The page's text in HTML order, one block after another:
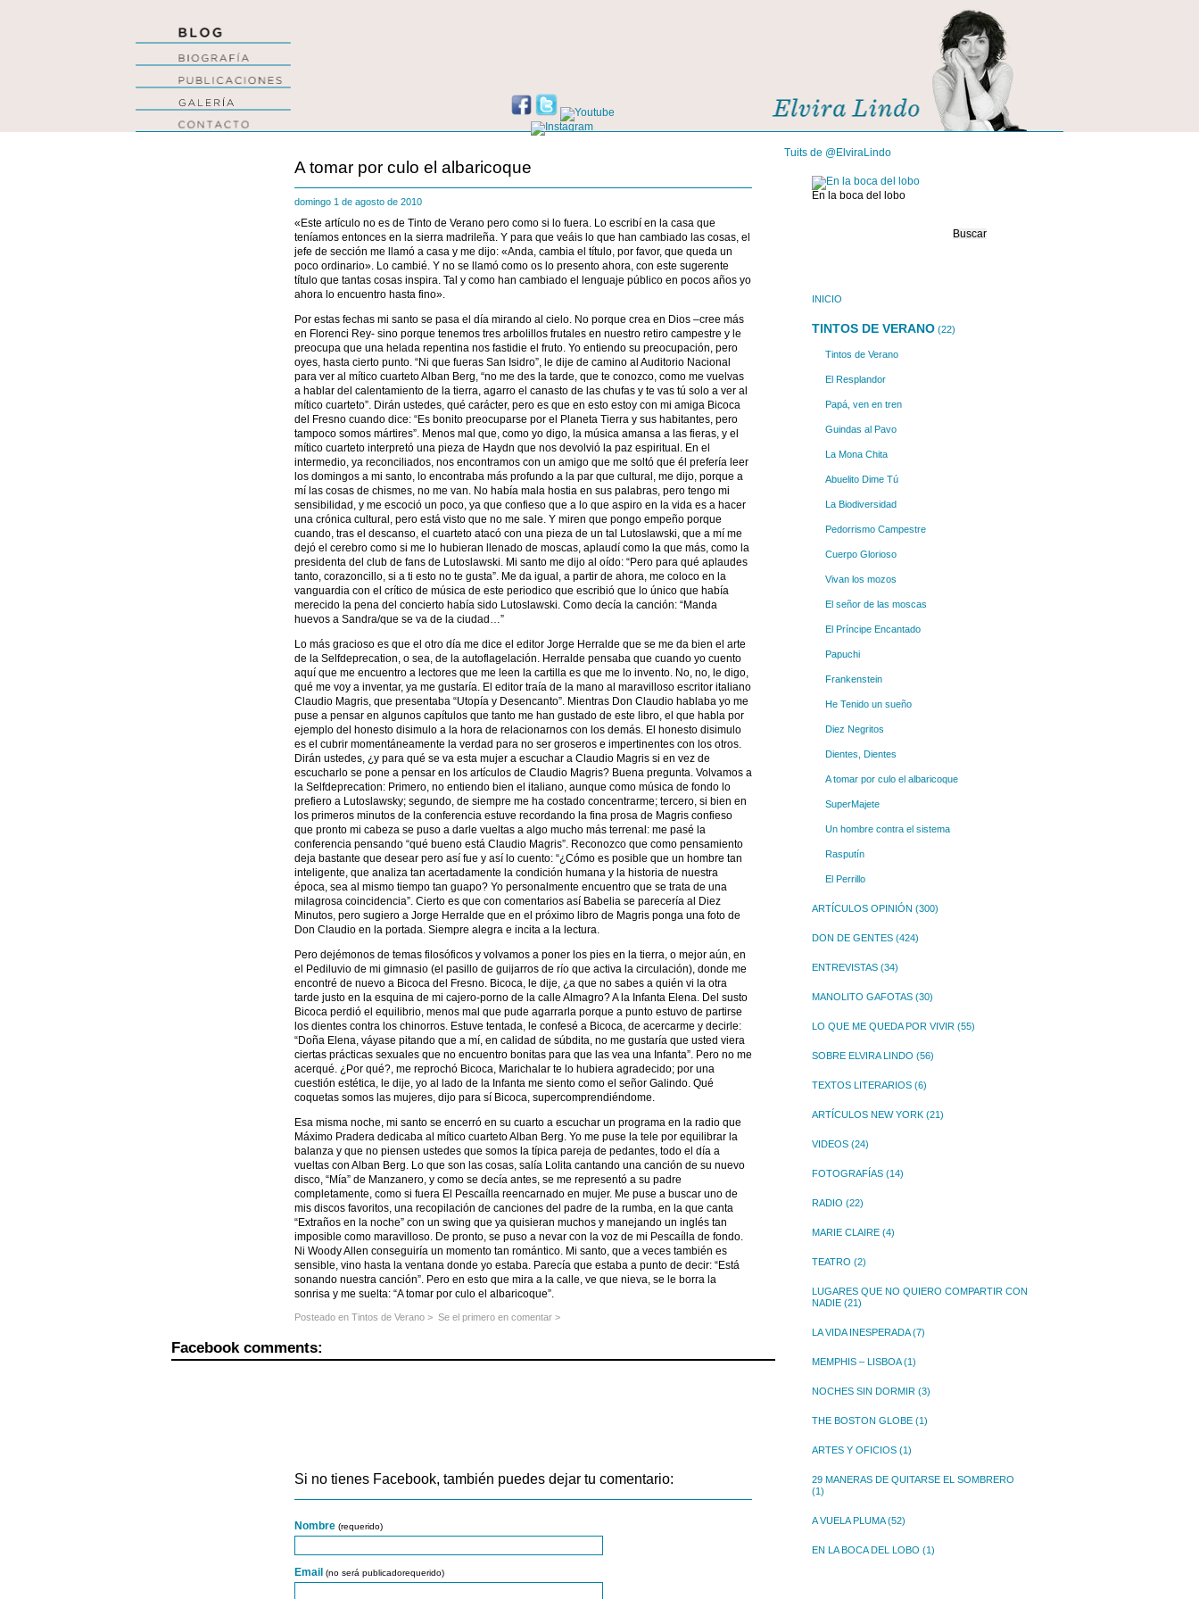
A tomar por culo el albaricoque
domingo 1 de agosto de 2010
«Este artículo no es de Tinto de Verano pero como si lo fuera. Lo escribí en la casa que
teníamos entonces en la sierra madrileña. Y para que veáis lo que han cambiado las cosas, el
jefe de sección me llamó a casa y me dijo: «Anda, cambia el título, por favor, que queda un
poco ordinario». Lo cambié. Y no se llamó como os lo presento ahora, con este sugerente
título que tantas cosas inspira. Tal y como han cambiado el lenguaje público en pocos años yo
ahora lo encuentro hasta fino».
Por estas fechas mi santo se pasa el día mirando al cielo. No porque crea en Dios –cree más
en Florenci Rey- sino porque tenemos tres arbolillos frutales en nuestro retiro campestre y le
preocupa que una helada repentina nos fastidie el fruto. Yo entiendo su preocupación, pero
oyes, hasta cierto punto. “Ni que fueras San Isidro”, le dije de camino al Auditorio Nacional
para ver al mítico cuarteto Alban Berg, “no me des la tarde, que te conozco, como me vuelvas
a hablar del calentamiento de la tierra, agarro el canasto de las chufas y te vas tú solo a ver al
mítico cuarteto”. Dirán ustedes, qué carácter, pero es que en esto estoy con mi amiga Bicoca
del Fresno cuando dice: “Es bonito preocuparse por el Planeta Tierra y sus habitantes, pero
tampoco somos mártires”. Menos mal que, como yo digo, la música amansa a las fieras, y el
mítico cuarteto interpretó una pieza de Haydn que nos devolvió la paz espiritual. En el
intermedio, ya reconciliados, nos encontramos con un amigo que me soltó que él prefería leer
los domingos a mi santo, lo encontraba más profundo a la par que cultural, me dijo, porque a
mí las cosas de chismes, no me van. No había mala hostia en sus palabras, pero tengo mi
sensibilidad, y me escoció un poco, ya que confieso que a lo que aspiro en la vida es a hacer
una crónica cultural, pero está visto que no me sale. Y miren que pongo empeño porque
cuando, tras el descanso, el cuarteto atacó con una pieza de un tal Lutoslawski, que a mí me
dejó el cerebro como si me lo hubieran llenado de moscas, aplaudí como la que más, como la
presidenta del club de fans de Lutoslawski. Mi santo me dijo al oído: “Pero para qué aplaudes
tanto, corazoncillo, si a ti esto no te gusta”. Me da igual, a partir de ahora, me coloco en la
vanguardia con el crítico de música de este periodico que escribió que lo único que había
merecido la pena del concierto había sido Lutoslawski. Como decía la canción: “Manda
huevos a Sandra/que se va de la ciudad…”
Lo más gracioso es que el otro día me dice el editor Jorge Herralde que se me da bien el arte
de la Selfdeprecation, o sea, de la autoflagelación. Herralde pensaba que cuando yo cuento
aquí que me encuentro a lectores que me leen la cartilla es que me lo invento. No, no, le digo,
qué me voy a inventar, ya me gustaría. El editor traía de la mano al maravilloso escritor italiano
Claudio Magris, que presentaba “Utopía y Desencanto”. Mientras Don Claudio hablaba yo me
puse a pensar en algunos capítulos que tanto me han gustado de este libro, el que habla por
ejemplo del honesto disimulo a la hora de relacionarnos con los demás. El honesto disimulo
es el cubrir momentáneamente la verdad para no ser groseros e impertinentes con los otros.
Dirán ustedes, ¿y para qué se va esta mujer a escuchar a Claudio Magris si en vez de
escucharlo se pone a pensar en los artículos de Claudio Magris? Buena pregunta. Volvamos a
la Selfdeprecation: Primero, no entiendo bien el italiano, aunque como música de fondo lo
prefiero a Lutoslawsky; segundo, de siempre me ha costado concentrarme; tercero, si bien en
los primeros minutos de la conferencia estuve recordando la fina prosa de Magris confieso
que pronto mi cabeza se puso a darle vueltas a algo mucho más terrenal: me pasé la
conferencia pensando “qué bueno está Claudio Magris”. Reconozco que como pensamiento
deja bastante que desear pero así fue y así lo cuento: “¿Cómo es posible que un hombre tan
inteligente, que analiza tan acertadamente la condición humana y la historia de nuestra
época, sea al mismo tiempo tan guapo? Yo personalmente encuentro que se trata de una
milagrosa coincidencia”. Cierto es que con comentarios así Babelia se parecería al Diez
Minutos, pero sugiero a Jorge Herralde que en el próximo libro de Magris ponga una foto de
Don Claudio en la portada. Siempre alegra e incita a la lectura.
Pero dejémonos de temas filosóficos y volvamos a poner los pies en la tierra, o mejor aún, en
el Pediluvio de mi gimnasio (el pasillo de guijarros de río que activa la circulación), donde me
encontré de nuevo a Bicoca del Fresno. Bicoca, le dije, ¿a que no sabes a quién vi la otra
tarde justo en la esquina de mi cajero-porno de la calle Almagro? A la Infanta Elena. Del susto
Bicoca perdió el equilibrio, menos mal que pude agarrarla porque a punto estuvo de partirse
los dientes contra los chinorros. Estuve tentada, le confesé a Bicoca, de acercarme y decirle:
“Doña Elena, váyase pitando que a mí, en calidad de súbdita, no me gustaría que usted viera
ciertas prácticas sexuales que no encuentro bonitas para que las vea una Infanta”. Pero no me
acerqué. ¿Por qué?, me reprochó Bicoca, Marichalar te lo hubiera agradecido; por una
cuestión estética, le dije, yo al lado de la Infanta me siento como el señor Galindo. Qué
coquetas somos las mujeres, dijo para sí Bicoca, supercomprendiéndome.
Esa misma noche, mi santo se encerró en su cuarto a escuchar un programa en la radio que
Máximo Pradera dedicaba al mítico cuarteto Alban Berg. Yo me puse la tele por equilibrar la
balanza y que no piensen ustedes que somos la típica pareja de pedantes, todo el día a
vueltas con Alban Berg. Lo que son las cosas, salía Lolita cantando una canción de su nuevo
disco, “Mía” de Manzanero, y como se decía antes, se me representó a su padre
completamente, como si fuera El Pescaílla reencarnado en mujer. Me puse a buscar uno de
mis discos favoritos, una recopilación de canciones del padre de la rumba, en la que canta
“Extraños en la noche” con un swing que ya quisieran muchos y manejando un inglés tan
imposible como maravilloso. De pronto, se puso a nevar con la voz de mi Pescaílla de fondo.
Ni Woody Allen conseguiría un momento tan romántico. Mi santo, que a veces también es
sensible, vino hasta la ventana donde yo estaba. Parecía que estaba a punto de decir: “Está
sonando nuestra canción”. Pero en esto que mira a la calle, ve que nieva, se le borra la
sonrisa y me suelta: “A tomar por culo el albaricoque”.
Posteado en Tintos de Verano > Se el primero en comentar >
Facebook comments:
Si no tienes Facebook, también puedes dejar tu comentario:
Nombre (requerido)
Email (no será publicadorequerido)
Tuits de @ElviraLindo
En la boca del lobo
INICIO
TINTOS DE VERANO (22)
Tintos de Verano
El Resplandor
Papá, ven en tren
Guindas al Pavo
La Mona Chita
Abuelito Dime Tú
La Biodiversidad
Pedorrismo Campestre
Cuerpo Glorioso
Vivan los mozos
El señor de las moscas
El Príncipe Encantado
Papuchi
Frankenstein
He Tenido un sueño
Diez Negritos
Dientes, Dientes
A tomar por culo el albaricoque
SuperMajete
Un hombre contra el sistema
Rasputín
El Perrillo
ARTÍCULOS OPINIÓN (300)
DON DE GENTES (424)
ENTREVISTAS (34)
MANOLITO GAFOTAS (30)
LO QUE ME QUEDA POR VIVIR (55)
SOBRE ELVIRA LINDO (56)
TEXTOS LITERARIOS (6)
ARTÍCULOS NEW YORK (21)
VIDEOS (24)
FOTOGRAFÍAS (14)
RADIO (22)
MARIE CLAIRE (4)
TEATRO (2)
LUGARES QUE NO QUIERO COMPARTIR CON
NADIE (21)
LA VIDA INESPERADA(7)
MEMPHIS – LISBOA(1)
NOCHES SIN DORMIR (3)
THE BOSTON GLOBE (1)
ARTES Y OFICIOS (1)
29 MANERAS DE QUITARSE EL SOMBRERO
(1)
A VUELA PLUMA(52)
EN LA BOCA DEL LOBO (1)